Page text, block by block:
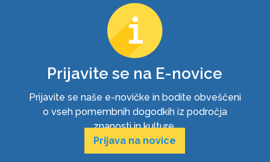
Prijavite se na E-novice
Prijavite se naše e-novičke in bodite obveščeni
o vseh pomembnih dogodkih iz področja
znanosti in kulture.
Prijava na novice